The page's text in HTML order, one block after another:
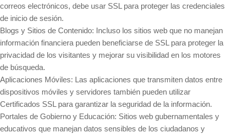
correos electrónicos, debe usar SSL para proteger las credenciales
de inicio de sesión.
Blogs y Sitios de Contenido: Incluso los sitios web que no manejan
información financiera pueden beneficiarse de SSL para proteger la
privacidad de los visitantes y mejorar su visibilidad en los motores
de búsqueda.
Aplicaciones Móviles: Las aplicaciones que transmiten datos entre
dispositivos móviles y servidores también pueden utilizar
Certificados SSL para garantizar la seguridad de la información.
Portales de Gobierno y Educación: Sitios web gubernamentales y
educativos que manejan datos sensibles de los ciudadanos y